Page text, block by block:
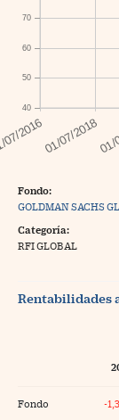
40
50
60
70
Fondo:
GOLDMAN SACHS
Categoría:
RFI GLOBAL
Rentabilidades
Fondo -